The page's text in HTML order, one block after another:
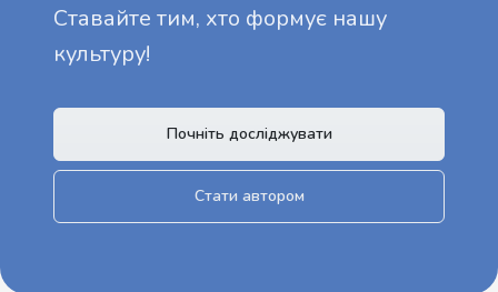
Ставайте тим, хто формує нашу
культуру!
Почніть досліджувати
Стати автором